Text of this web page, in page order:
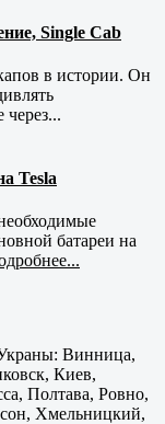
Single Cab
в истории. Он
Tesla
батареи на
Винница,
Киев,
Полтава, Ровно,
Хмельницкий,